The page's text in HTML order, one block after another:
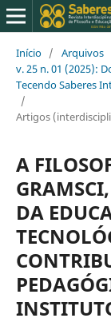
Início / Arquivos
v. 25 n. 01 (2025):
Tecendo Saberes
/
Artigos
A
DA